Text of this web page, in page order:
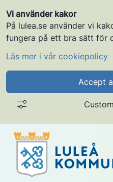
Vi använder kakor
På lulea.se använder vi
fungera på ett bra sätt för
Läs mer i vår cookiepolicy
Accept
Gå till